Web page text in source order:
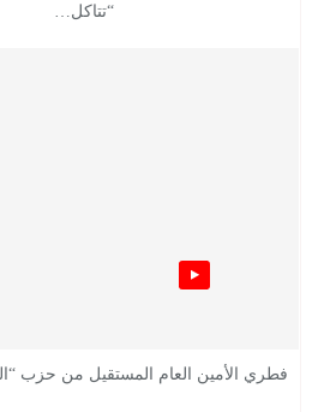
“تتاكل…
فطري الأمين العام المستقيل من حزب